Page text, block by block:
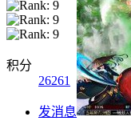
积分
26261
发消息